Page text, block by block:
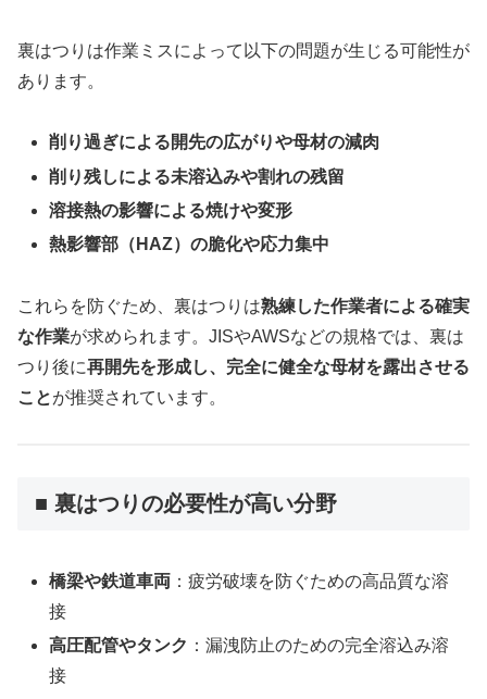
裏はつりは作業ミスによって以下の問題が生じる可能性が
あります。
削り過ぎによる開先の広がりや母材の減肉
削り残しによる未溶込みや割れの残留
溶接熱の影響による焼けや変形
熱影響部（HAZ）の脆化や応力集中
これらを防ぐため、裏はつりは熟練した作業者による確実
な作業が求められます。JISやAWSなどの規格では、裏は
つり後に再開先を形成し、完全に健全な母材を露出させる
ことが推奨されています。
■ 裏はつりの必要性が高い分野
橋梁や鉄道車両 ：疲労破壊を防ぐための高品質な溶
接
高圧配管やタンク ：漏洩防止のための完全溶込み溶
接